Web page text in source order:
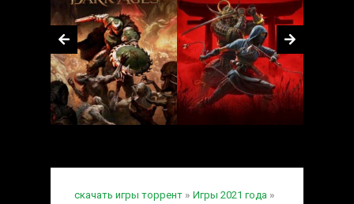
скачать игры торрент » Игры 2021 года »